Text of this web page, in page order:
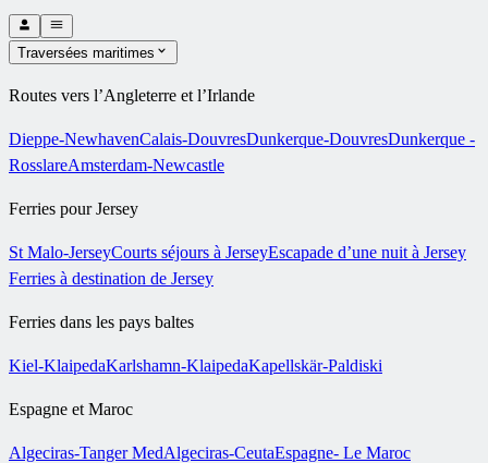
Traversées maritimes
Routes vers l’Angleterre et l’Irlande
Dieppe-NewhavenCalais-DouvresDunkerque-DouvresDunkerque -
RosslareAmsterdam-Newcastle
Ferries pour Jersey
St Malo-JerseyCourts séjours à JerseyEscapade d’une nuit à Jersey
Ferries à destination de Jersey
Ferries dans les pays baltes
Kiel-KlaipedaKarlshamn-KlaipedaKapellskär-Paldiski
Espagne et Maroc
Algeciras-Tanger MedAlgeciras-CeutaEspagne- Le Maroc